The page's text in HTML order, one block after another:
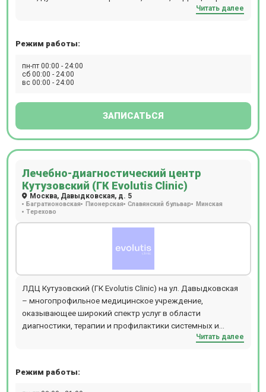
находится в 10 минутах от станции м. Университет.Читать далее
Режим работы:
пн-пт 00:00 - 24:00
сб 00:00 - 24:00
вс 00:00 - 24:00
ЗАПИСАТЬСЯ
Лечебно-диагностический центр
Кутузовский (ГК Evolutis Clinic)
Москва, Давыдковская, д. 5
Багратионовская Пионерская Славянский бульвар Минская
Терехово
ЛДЦ Кутузовский (ГК Evolutis Clinic) на ул. Давыдковская
– многопрофильное медицинское учреждение,
оказывающее широкий спектр услуг в области
диагностики, терапии и профилактики системных и
органических патологий. В центре можно пройти МРТ,
генетический паспорт. В клинике действуют
Читать далее
Режим работы: